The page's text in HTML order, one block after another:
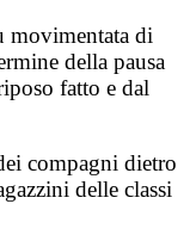
movimentata di
della pausa
fatto e dal
compagni dietro
delle classi